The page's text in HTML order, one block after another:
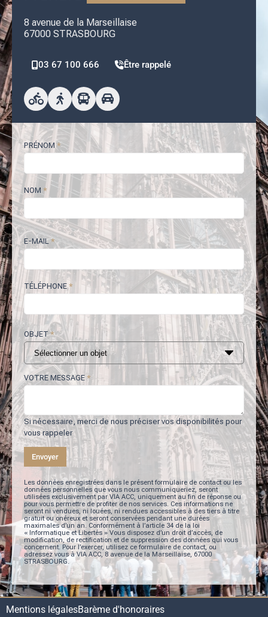
8 avenue de la Marseillaise
67000 STRASBOURG
03 67 100 666 Être rappelé
PRÉNOM *
NOM *
E-MAIL*
TÉLÉPHONE*
OBJET*
VOTRE MESSAGE*
Si nécessaire, merci de nous préciser vos disponibilités pour
vous rappeler
Envoyer
Les données enregistrées dans le présent formulaire de contact ou les
données personnelles que vous nous communiqueriez, seront
utilisées exclusivement par VIA ACC, uniquement au fin de réponse ou
pour vous permettre de profiter de nos services. Ces informations ne
seront ni vendues, ni louées, ni rendues accessibles à des tiers à titre
gratuit ou onéreux et seront conservées pendant une durées
maximales d’un an. Conformément à l’article 34 de la loi
« Informatique et Libertés » Vous disposez d’un droit d’accès, de
modification, de rectification et de suppression des données qui vous
concernent. Pour l’exercer, utilisez ce formulaire de contact, ou
adressez vous à VIA ACC, 8 avenue de la Marseillaise, 67000
STRASBOURG.
Mentions légalesBarème d'honoraires